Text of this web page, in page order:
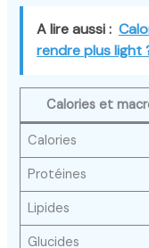
A lire aussi :
rendre plus light
Calories et
Calories
Protéines
Lipides
Glucides